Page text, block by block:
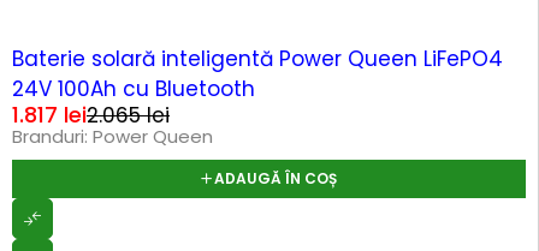
Baterie solară inteligentă Power Queen LiFePO4
24V 100Ah cu Bluetooth
2.065lei
1.817 lei
Branduri: Power Queen
ADAUGĂ ÎN COȘ